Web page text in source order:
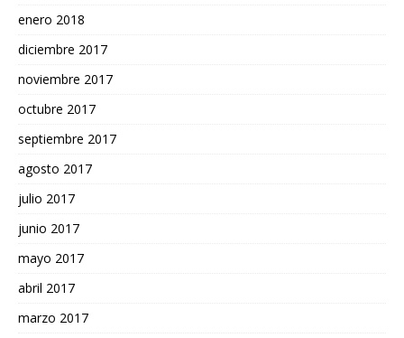
enero 2018
diciembre 2017
noviembre 2017
octubre 2017
septiembre 2017
agosto 2017
julio 2017
junio 2017
mayo 2017
abril 2017
marzo 2017